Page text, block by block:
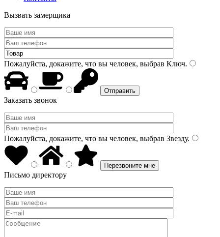
Вызвать замерщика
Пожалуйста, докажите, что вы человек, выбрав Ключ.
Заказать звонок
Пожалуйста, докажите, что вы человек, выбрав Звезду.
Письмо директору